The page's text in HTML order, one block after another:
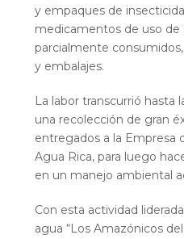
y empaques de
medicamentos de uso de
parcialmente
y embalajes.
La labor transcurrió hasta
una recolección de gran
entregados a la Empresa
Agua Rica, para luego
en un manejo ambiental
Con esta actividad
agua “Los Amazónicos